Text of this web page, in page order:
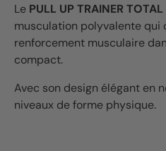
Le PULL UP TRAINER TOTAL
musculation polyvalente qui
renforcement musculaire
compact.
Avec son design élégant en
niveaux de forme physique.